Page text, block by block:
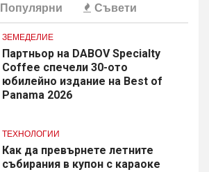
Популярни Съвети
ЗЕМЕДЕЛИЕ
Партньор на DABOV Specialty
Coffee спечели 30-ото
юбилейно издание на Best of
Panama 2026
ТЕХНОЛОГИИ
Как да превърнете летните
събирания в купон с караоке